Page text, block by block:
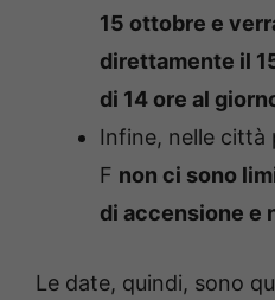
15 ottobre e
direttamente il
di 14 ore al
Infine, nelle città
F non ci sono
di accensione e
Le date, quindi, sono